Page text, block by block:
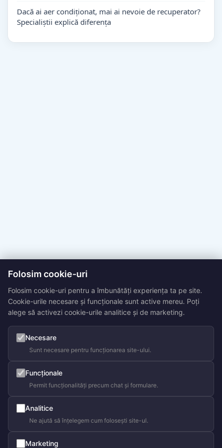
Folosim cookie-uri
Folosim cookie-uri pentru a îmbunătăți experiența ta pe site.
Cookie-urile necesare și funcționale sunt active mereu. Poți
alege să activezi cookie-urile analitice și de marketing.
Necesare
Sunt necesare pentru funcționarea site-ului.
Funcționale
Permit funcționalități precum chat și formulare.
Analitice
Ne ajută să înțelegem cum folosești site-ul.
Marketing
Dacă ai aer condiționat, mai ai nevoie de recuperator?
Specialiștii explică diferența